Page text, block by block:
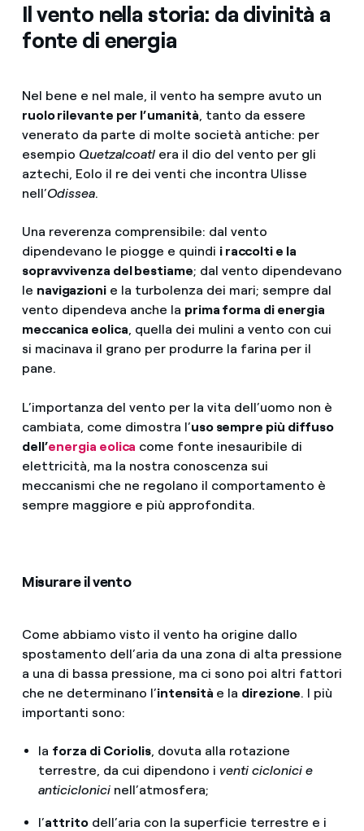
Il vento nella storia: da divinità a
fonte di energia
Nel bene e nel male, il vento ha sempre avuto un
ruolo rilevante per l’umanità, tanto da essere
venerato da parte di molte società antiche: per
esempio Quetzalcoatl era il dio del vento per gli
aztechi, Eolo il re dei venti che incontra Ulisse
nell’Odissea.
Una reverenza comprensibile: dal vento
dipendevano le piogge e quindi i raccolti e la
sopravvivenza del bestiame; dal vento dipendevano
le navigazioni e la turbolenza dei mari; sempre dal
vento dipendeva anche la prima forma di energia
meccanica eolica, quella dei mulini a vento con cui
si macinava il grano per produrre la farina per il
pane.
L’importanza del vento per la vita dell’uomo non è
cambiata, come dimostra l’uso sempre più diffuso
dell’energia eolica come fonte inesauribile di
elettricità, ma la nostra conoscenza sui
meccanismi che ne regolano il comportamento è
sempre maggiore e più approfondita.
Misurare il vento
Come abbiamo visto il vento ha origine dallo
spostamento dell’aria da una zona di alta pressione
a una di bassa pressione, ma ci sono poi altri fattori
che ne determinano l’intensità e la direzione. I più
importanti sono:
la forza di Coriolis, dovuta alla rotazione
terrestre, da cui dipendono i venti ciclonici e
anticiclonicinell’atmosfera;
l’attritodell’aria con la superficie terrestre e i